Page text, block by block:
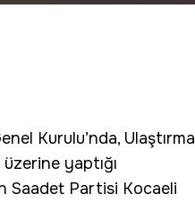
Kurulu’nda, Ulaştırma
yaptığı
Saadet Partisi Kocaeli